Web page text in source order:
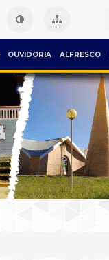
OUVIDORIA ALFRESCO